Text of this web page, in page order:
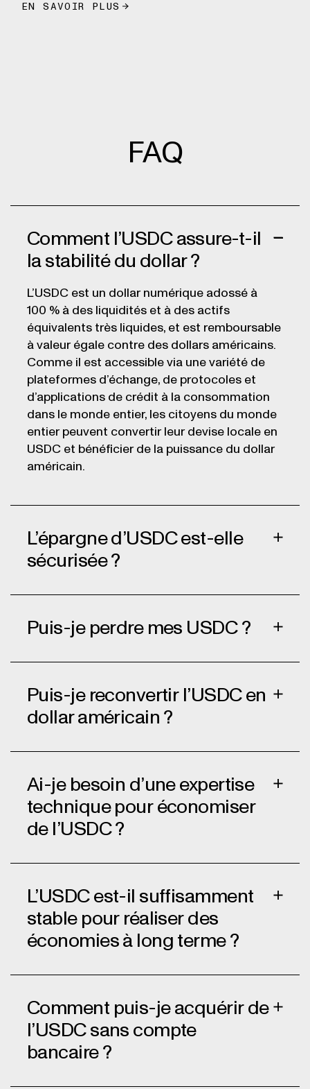
EN SAVOIR PLUS
FAQ
Comment l’USDC assure-t-il
la stabilité du dollar ?
L’USDC est un dollar numérique adossé à
100 % à des liquidités et à des actifs
équivalents très liquides, et est remboursable
à valeur égale contre des dollars américains.
Comme il est accessible via une variété de
plateformes d’échange, de protocoles et
d’applications de crédit à la consommation
dans le monde entier, les citoyens du monde
entier peuvent convertir leur devise locale en
USDC et bénéficier de la puissance du dollar
américain.
L’épargne d’USDC est-elle
sécurisée ?
Utiliser des portefeuilles fiables :
Choisissez des portefeuilles fiables
dotés de solides fonctionnalités de
Protégez vos clés privées ou vos
phrases de récupération ; les perdre
pourrait entraîner la perte de l’accès
Activer les mesures de sécurité :
deux facteurs (A2F) et toutes les
autres options de sécurité
proposées par votre portefeuille ou
Puis-je perdre mes USDC ?
Puis-je reconvertir l’USDC en
dollar américain ?
Ai-je besoin d’une expertise
technique pour économiser
de l’USDC ?
L’USDC est-il suffisamment
stable pour réaliser des
économies à long terme ?
Comment puis-je acquérir de
l’USDC sans compte
bancaire ?